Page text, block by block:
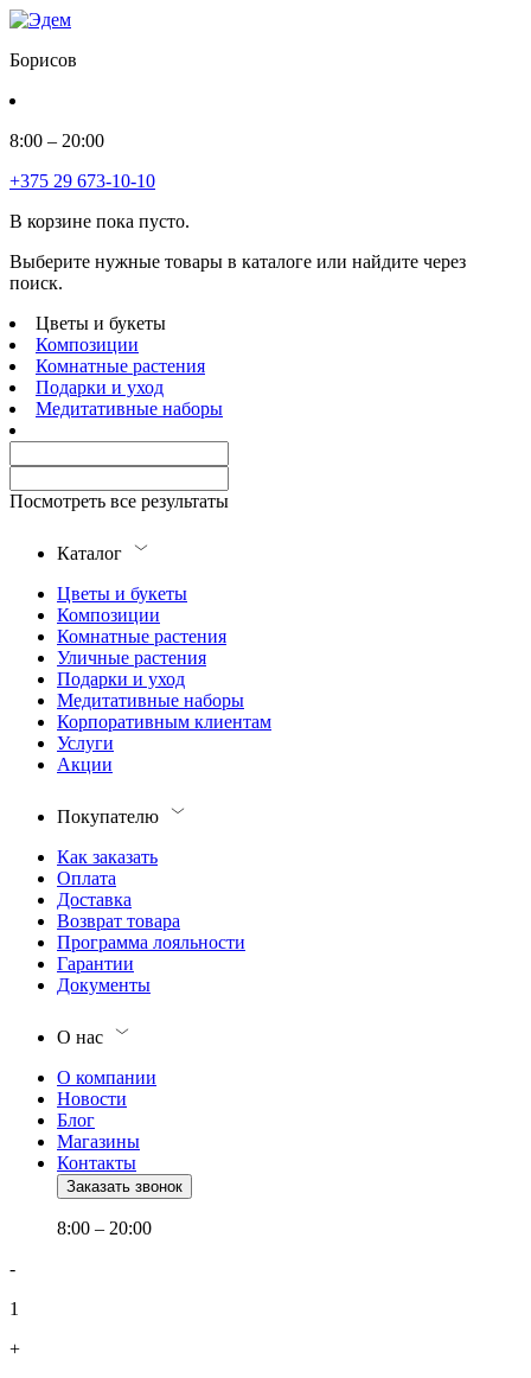
Борисов
8:00 – 20:00
+375 29 673-10-10
В корзине пока пусто.
Выберите нужные товары в каталоге или найдите через
поиск.
Цветы и букеты
Композиции
Комнатные растения
Подарки и уход
Медитативные наборы
Посмотреть все результаты
Каталог
Цветы и букеты
Композиции
Комнатные растения
Уличные растения
Подарки и уход
Медитативные наборы
Корпоративным клиентам
Услуги
Акции
Покупателю
Как заказать
Оплата
Доставка
Возврат товара
Программа лояльности
Гарантии
Документы
О нас
О компании
Новости
Блог
Магазины
Контакты
Заказать звонок
8:00 – 20:00
-
1
+